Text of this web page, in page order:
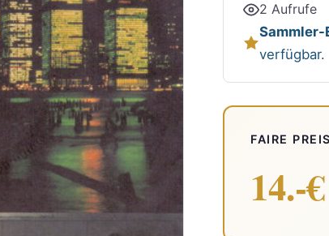
2 Aufrufe
verfügbar.
FAIRE
14.-€